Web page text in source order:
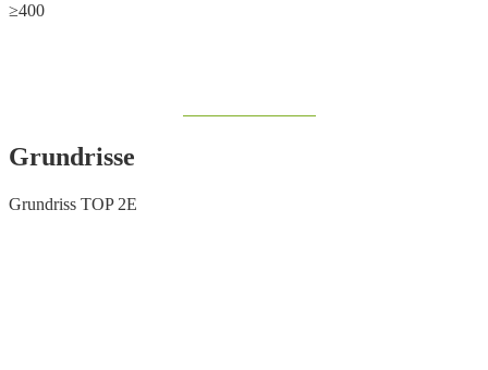
≥400
Grundrisse
Grundriss TOP 2E